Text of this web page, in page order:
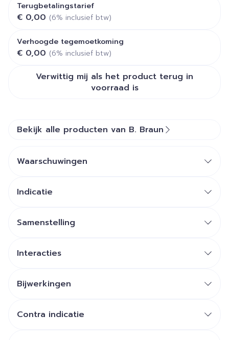
Terugbetalingstarief
€ 0,00 (6% inclusief btw)
Verhoogde tegemoetkoming
€ 0,00 (6% inclusief btw)
Verwittig mij als het product terug in
voorraad is
Bekijk alle producten van B. Braun
Waarschuwingen
Indicatie
Samenstelling
Ethanol (96% v/v) en Propanol.
Interacties
Bijwerkingen
Contra indicatie